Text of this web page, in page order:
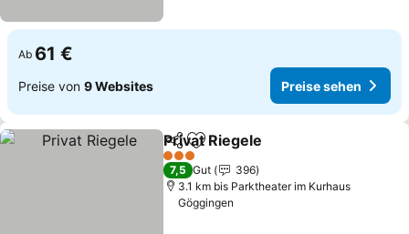
Ab 61 €
Preise von 9 Websites Preise sehen
TeilenZu Favoriten hinzufügen
Privat Riegele
3 Sterne
7,5 Gut
396
3.1 km bis Parktheater im Kurhaus
Göggingen